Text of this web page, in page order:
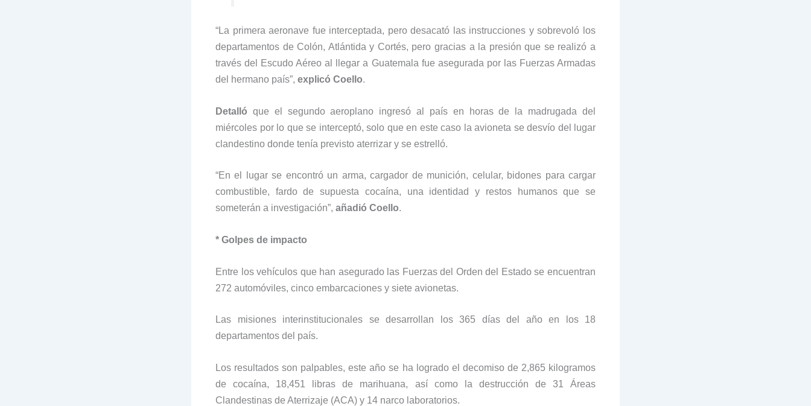
“La primera aeronave fue interceptada, pero desacató las instrucciones y sobrevoló los
departamentos de Colón, Atlántida y Cortés, pero gracias a la presión que se realizó a
través del Escudo Aéreo al llegar a Guatemala fue asegurada por las Fuerzas Armadas
del hermano país”, explicó Coello.
Detalló que el segundo aeroplano ingresó al país en horas de la madrugada del
miércoles por lo que se interceptó, solo que en este caso la avioneta se desvío del lugar
clandestino donde tenía previsto aterrizar y se estrelló.
“En el lugar se encontró un arma, cargador de munición, celular, bidones para cargar
combustible, fardo de supuesta cocaína, una identidad y restos humanos que se
someterán a investigación”, añadió Coello.
* Golpes de impacto
Entre los vehículos que han asegurado las Fuerzas del Orden del Estado se encuentran
272 automóviles, cinco embarcaciones y siete avionetas.
Las misiones interinstitucionales se desarrollan los 365 días del año en los 18
departamentos del país.
Los resultados son palpables, este año se ha logrado el decomiso de 2,865 kilogramos
de cocaína, 18,451 libras de marihuana, así como la destrucción de 31 Áreas
Clandestinas de Aterrizaje (ACA) y 14 narco laboratorios.